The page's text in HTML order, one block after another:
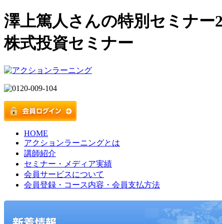
澤上篤人さんの特別セミナー
株式投資セミナー
HOME
アクションラーニングとは
講師紹介
セミナー・メディア実績
会員サービスについて
会員登録・コース内容・会員支払方法